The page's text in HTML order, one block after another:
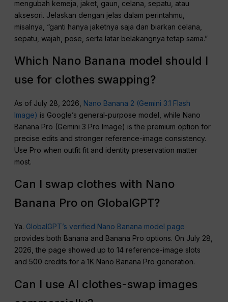
mengubah kemeja, jaket, gaun, celana, sepatu, atau
aksesori. Jelaskan dengan jelas dalam perintahmu,
misalnya, “ganti hanya jaketnya saja dan biarkan celana,
sepatu, wajah, pose, serta latar belakangnya tetap sama.”
Which Nano Banana model should I
use for clothes swapping?
As of July 28, 2026, Nano Banana 2 (Gemini 3.1 Flash
Image) is Google’s general-purpose model, while Nano
Banana Pro (Gemini 3 Pro Image) is the premium option for
precise edits and stronger reference-image consistency.
Use Pro when outfit fit and identity preservation matter
most.
Can I swap clothes with Nano
Banana Pro on GlobalGPT?
Ya. GlobalGPT’s verified Nano Banana model page
provides both Banana and Banana Pro options. On July 28,
2026, the page showed up to 14 reference-image slots
and 500 credits for a 1K Nano Banana Pro generation.
Can I use AI clothes-swap images